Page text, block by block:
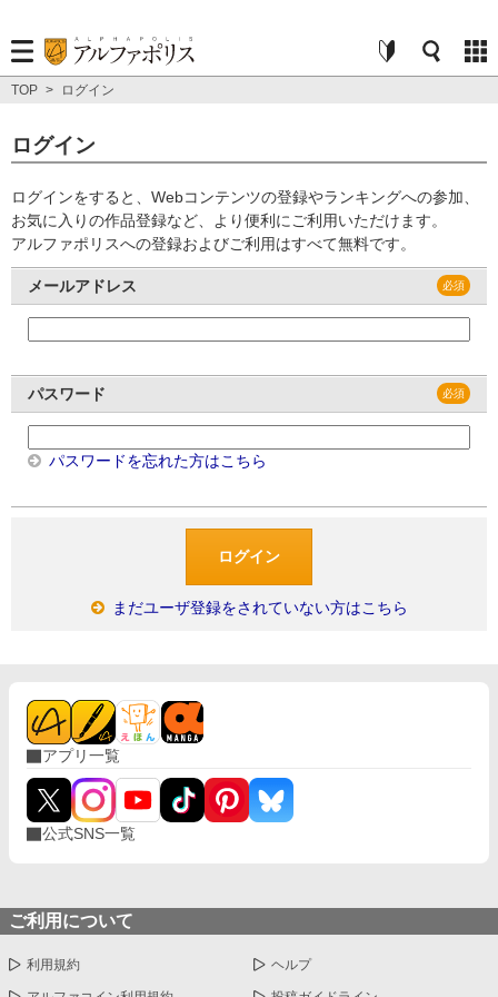
TOP > ログイン
ログイン
ログインをすると、Webコンテンツの登録やランキングへの参加、
お気に入りの作品登録など、より便利にご利用いただけます。
アルファポリスへの登録およびご利用はすべて無料です。
メールアドレス
パスワード
パスワードを忘れた方はこちら
まだユーザ登録をされていない方はこちら
アプリ一覧
公式SNS一覧
ご利用について
利用規約 ヘルプ